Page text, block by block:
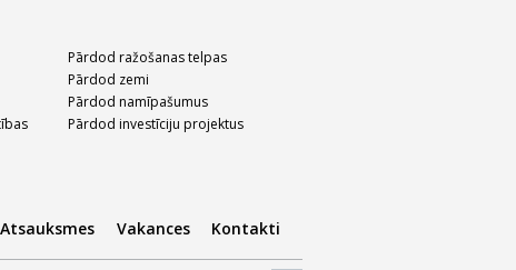
Pārdod ražošanas telpas
Pārdod zemi
Pārdod namīpašumus
Pārdod investīciju projektus
Atsauksmes Vakances Kontakti